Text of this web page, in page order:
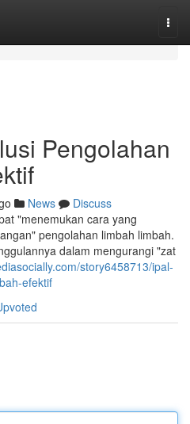
Pengolahan
News
Discuss
"menemukan cara yang
pengolahan limbah limbah.
dalam mengurangi "zat
story6458713/ipal-
efektif